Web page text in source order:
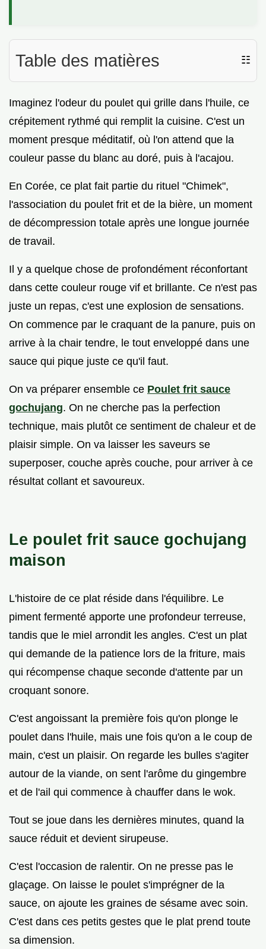
Table des matières ☷
Imaginez l'odeur du poulet qui grille dans l'huile, ce
crépitement rythmé qui remplit la cuisine. C'est un
moment presque méditatif, où l'on attend que la
couleur passe du blanc au doré, puis à l'acajou.
En Corée, ce plat fait partie du rituel "Chimek",
l'association du poulet frit et de la bière, un moment
de décompression totale après une longue journée
de travail.
Il y a quelque chose de profondément réconfortant
dans cette couleur rouge vif et brillante. Ce n'est pas
juste un repas, c'est une explosion de sensations.
On commence par le craquant de la panure, puis on
arrive à la chair tendre, le tout enveloppé dans une
sauce qui pique juste ce qu'il faut.
On va préparer ensemble ce Poulet frit sauce
gochujang. On ne cherche pas la perfection
technique, mais plutôt ce sentiment de chaleur et de
plaisir simple. On va laisser les saveurs se
superposer, couche après couche, pour arriver à ce
résultat collant et savoureux.
Le poulet frit sauce gochujang
maison
L'histoire de ce plat réside dans l'équilibre. Le
piment fermenté apporte une profondeur terreuse,
tandis que le miel arrondit les angles. C'est un plat
qui demande de la patience lors de la friture, mais
qui récompense chaque seconde d'attente par un
croquant sonore.
C'est angoissant la première fois qu'on plonge le
poulet dans l'huile, mais une fois qu'on a le coup de
main, c'est un plaisir. On regarde les bulles s'agiter
autour de la viande, on sent l'arôme du gingembre
et de l'ail qui commence à chauffer dans le wok.
Tout se joue dans les dernières minutes, quand la
sauce réduit et devient sirupeuse.
C'est l'occasion de ralentir. On ne presse pas le
glaçage. On laisse le poulet s'imprégner de la
sauce, on ajoute les graines de sésame avec soin.
C'est dans ces petits gestes que le plat prend toute
sa dimension.